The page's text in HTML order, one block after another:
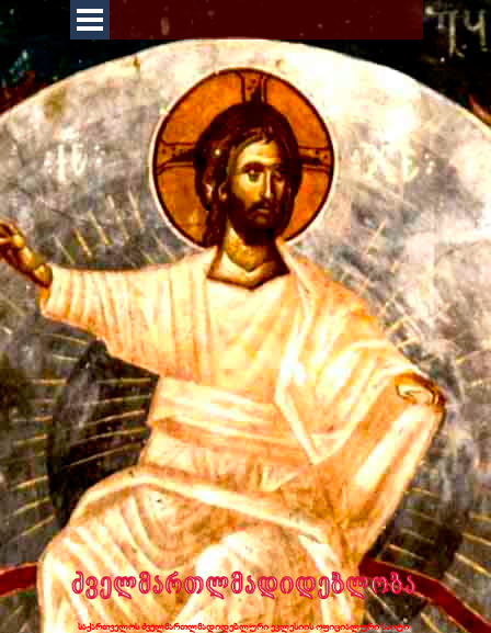
Перейти к контенту
საქართველოს ძველმართლმადიდებლური ეკლესიის ოფიციალური საიტი